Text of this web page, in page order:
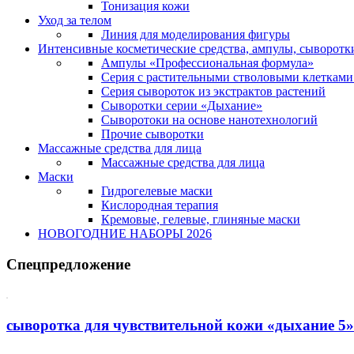
Тонизация кожи
Уход за телом
Линия для моделирования фигуры
Интенсивные косметические средства, ампулы,
Ампулы «Профессиональная формула»
Серия с растительными стволовыми
Серия сывороток из экстрактов растений
Сыворотки серии «Дыхание»
Сыворотоки на основе нанотехнологий
Прочие сыворотки
Массажные средства для лица
Массажные средства для лица
Маски
Гидрогелевые маски
Кислородная терапия
Кремовые, гелевые, глиняные маски
НОВОГОДНИЕ НАБОРЫ 2026
Спецпредложение
сыворотка для чувствительной кожи «дыхание